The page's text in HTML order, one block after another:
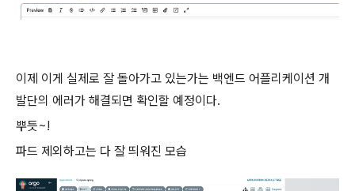
이제 이게 실제로 잘 돌아가고 있는가는 백엔드 어플리케이션 개
발단의 에러가 해결되면 확인할 예정이다.
뿌듯~!
파드 제외하고는 다 잘 띄워진 모습